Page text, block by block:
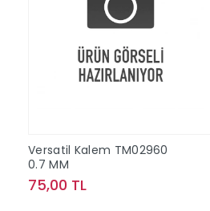
Versatil Kalem TM02960
0.7 MM
75,00 TL